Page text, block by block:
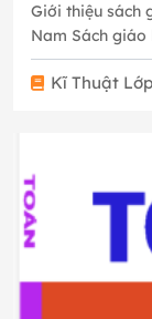
Giới thiệu sách
Nam Sách giáo
Kĩ Thuật